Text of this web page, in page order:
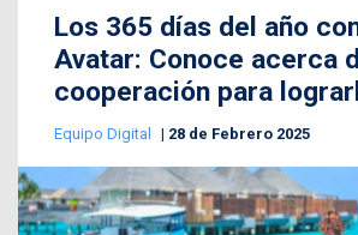
Los 365 días del año
Avatar: Conoce acerca
cooperación para
Equipo Digital 28 de Febrero 2025